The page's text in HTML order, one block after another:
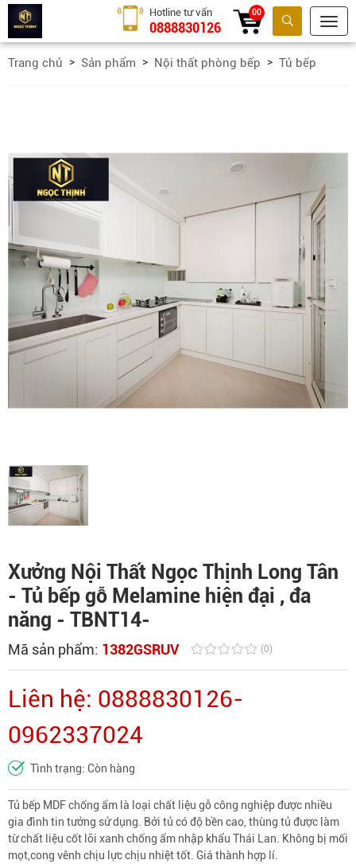
Tìm kiếm
Hotline tư vấn
0888830126
00
Trang chủ Sản phẩm Nội thất phòng bếp Tủ bếp
Xưởng Nội Thất Ngọc Thịnh Long Tân
- Tủ bếp gỗ Melamine hiện đại , đa
năng - TBNT14-
Mã sản phẩm: 1382GSRUV (0)
Liên hệ: 0888830126-
0962337024
Tình trạng: Còn hàng
Tủ bếp MDF chống ẩm là loại chất liệu gỗ công nghiệpđược nhiều
gia đình tin tưởng sử dụng. Bởi tủ có độ bền cao, thùng tủ được làm
từ chất liệu cốt lõi xanh chống ẩm nhập khẩu Thái Lan. Không bị mối
mọt,cong vênh chịu lực chịu nhiệt tốt. Giá thành hợp lí.